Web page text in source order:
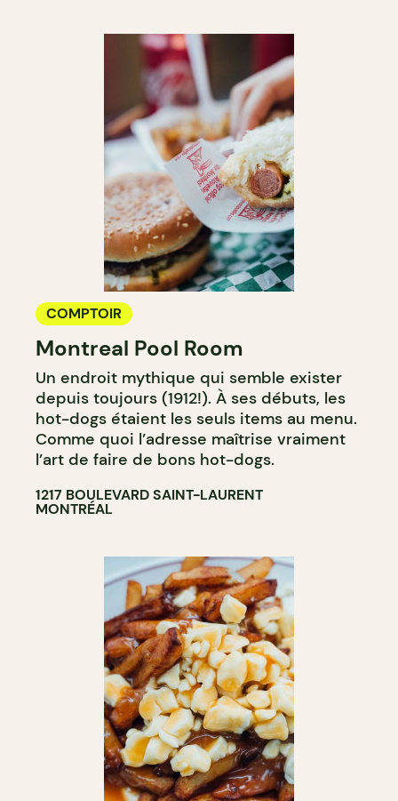
COMPTOIR
Montreal Pool Room
Un endroit mythique qui semble exister
depuis toujours (1912!). À ses débuts, les
hot-dogs étaient les seuls items au menu.
Comme quoi l’adresse maîtrise vraiment
l’art de faire de bons hot-dogs.
1217 BOULEVARD SAINT-LAURENT
MONTRÉAL